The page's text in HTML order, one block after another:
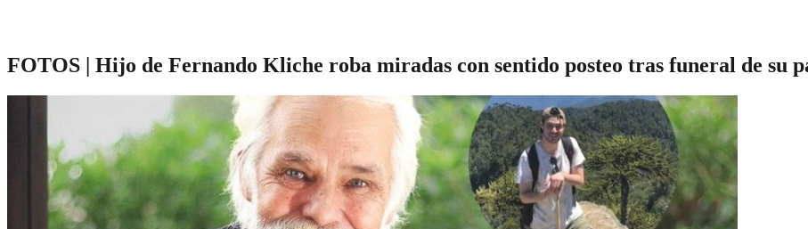
FOTOS | Hijo de Fernando Kliche roba miradas con sentido posteo tras funeral de su